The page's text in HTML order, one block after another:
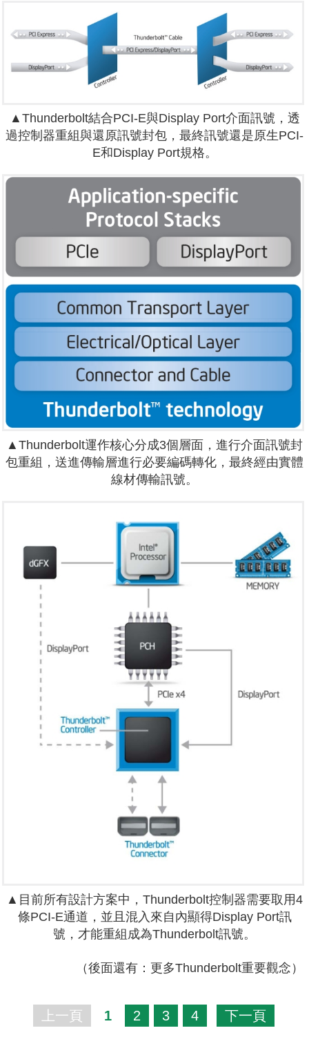
▲Thunderbolt結合PCI-E與Display Port介面訊號，透
過控制器重組與還原訊號封包，最終訊號還是原生PCI-
E和Display Port規格。
▲Thunderbolt運作核心分成3個層面，進行介面訊號封
包重組，送進傳輸層進行必要編碼轉化，最終經由實體
線材傳輸訊號。
▲目前所有設計方案中，Thunderbolt控制器需要取用4
條PCI-E通道，並且混入來自內顯得Display Port訊
號，才能重組成為Thunderbolt訊號。
（後面還有：更多Thunderbolt重要觀念）
上一頁 1 2 3 4 下一頁